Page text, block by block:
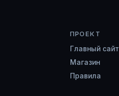
ПРОЕКТ
Главный сайт
Магазин
Правила